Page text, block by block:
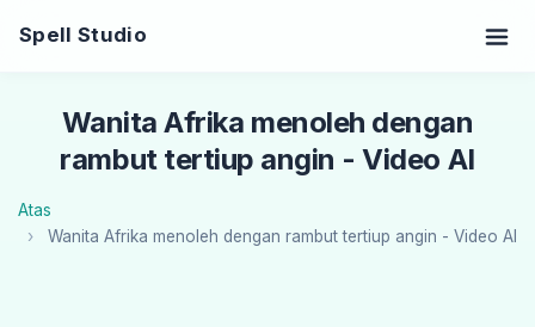
Spell Studio
Wanita Afrika menoleh dengan
rambut tertiup angin - Video AI
Atas
Wanita Afrika menoleh dengan rambut tertiup angin - Video AI